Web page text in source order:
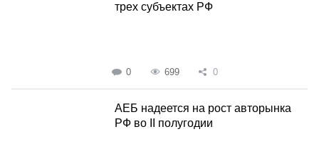
трех субъектах РФ
0 699 0
АЕБ надеется на рост авторынка
РФ во II полугодии